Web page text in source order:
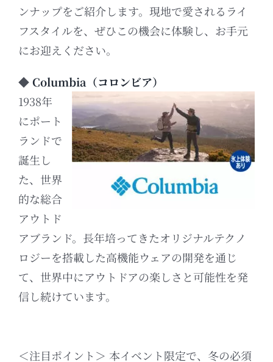
ンナップをご紹介します。現地で愛されるライ
フスタイルを、ぜひこの機会に体験し、お手元
にお迎えください。
◆Columbia（コロンビア）
1938年
にポート
ランドで
誕生し
た、世界
的な総合
アウトド
アブランド。 長年培ってきたオリジナルテクノ
ロジーを搭載した高機能ウェアの開発を通じ
て、世界中にアウトドアの楽しさと可能性を発
信し続けています。
＜注目ポイント＞ 本イベント限定で、冬の必須